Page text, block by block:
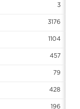
3
3176
1104
457
79
428
196